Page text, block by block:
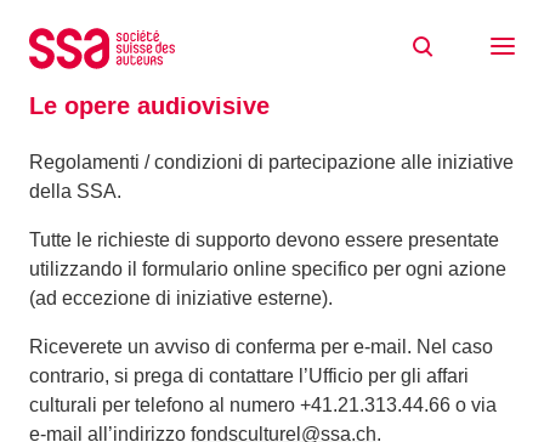
Le opere audiovisive
Regolamenti / condizioni di partecipazione alle iniziative
della SSA.
Tutte le richieste di supporto devono essere presentate
utilizzando il formulario online specifico per ogni azione
(ad eccezione di iniziative esterne).
Riceverete un avviso di conferma per e-mail. Nel caso
contrario, si prega di contattare l’Ufficio per gli affari
culturali per telefono al numero +41.21.313.44.66 o via
e-mail all’indirizzo fondsculturel@ssa.ch.